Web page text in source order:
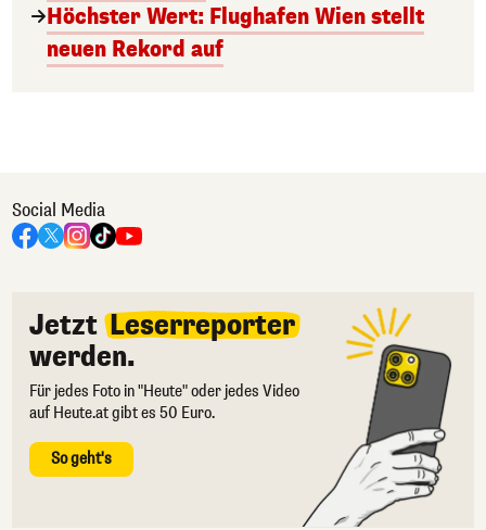
Höchster Wert: Flughafen Wien stellt
neuen Rekord auf
Social Media
Jetzt Leserreporter
werden.
Für jedes Foto in "Heute" oder jedes Video
auf Heute.at gibt es 50 Euro.
So geht's